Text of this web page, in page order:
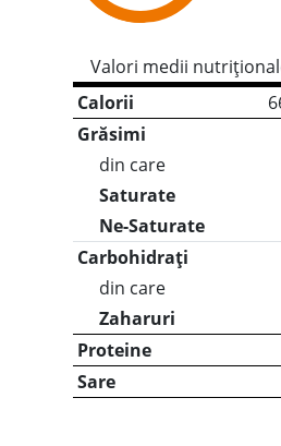
Valori medii
Calorii
Grăsimi
din care
Saturate
Ne-Saturate
Carbohidrați
din care
Zaharuri
Proteine
Sare